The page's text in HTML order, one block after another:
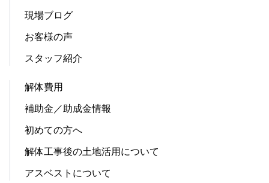
現場ブログ
お客様の声
スタッフ紹介
解体費用
補助金／助成金情報
初めての方へ
解体工事後の土地活用について
アスベストについて